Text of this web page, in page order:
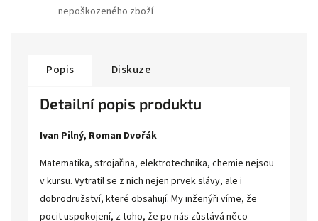
nepoškozeného zboží
Popis Diskuze
Detailní popis produktu
Ivan Pilný, Roman Dvořák
Matematika, strojařina, elektrotechnika, chemie nejsou
v kursu. Vytratil se z nich nejen prvek slávy, ale i
dobrodružství, které obsahují. My inženýři víme, že
pocit uspokojení, z toho, že po nás zůstává něco